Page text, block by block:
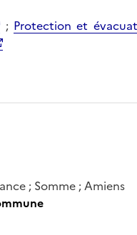
; Protection et
; Somme ; Amiens